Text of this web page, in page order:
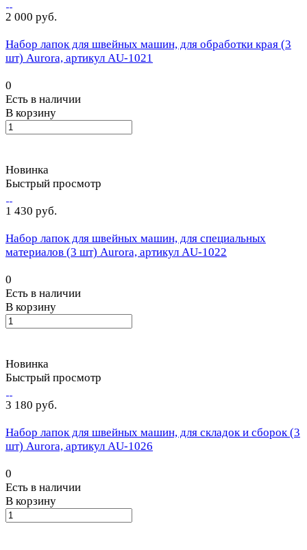
2 000 руб.
Набор лапок для швейных машин, для обработки края (3
шт) Aurora, артикул AU-1021
0
Есть в наличии
В корзину
Новинка
Быстрый просмотр
1 430 руб.
Набор лапок для швейных машин, для специальных
материалов (3 шт) Aurora, артикул AU-1022
0
Есть в наличии
В корзину
Новинка
Быстрый просмотр
3 180 руб.
Набор лапок для швейных машин, для складок и сборок (3
шт) Aurora, артикул AU-1026
0
Есть в наличии
В корзину